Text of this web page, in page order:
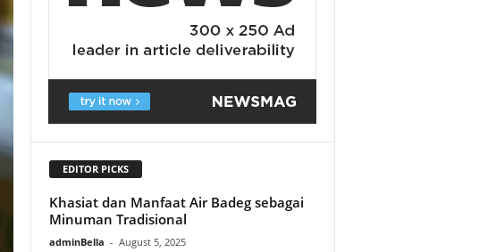
EDITOR PICKS
Khasiat dan Manfaat Air Badeg sebagai
Minuman Tradisional
adminBella - August 5, 2025